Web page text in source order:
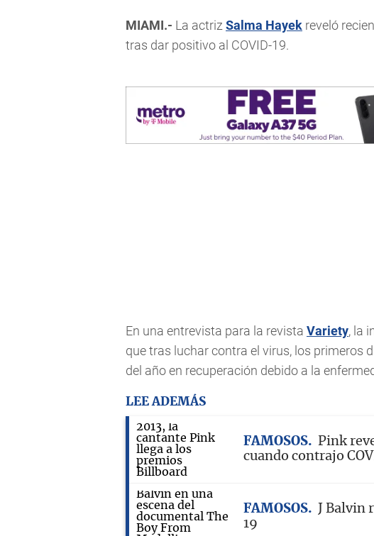
MIAMI.- La actriz Salma Hayek reveló
tras dar positivo al COVID-19.
En una entrevista para la revista Variety, la
que tras luchar contra el virus, los primeros
del año en recuperación debido a la
LEE ADEMÁS
FAMOSOS
Pink
cuando contrajo
FAMOSOS
J Balvin
19